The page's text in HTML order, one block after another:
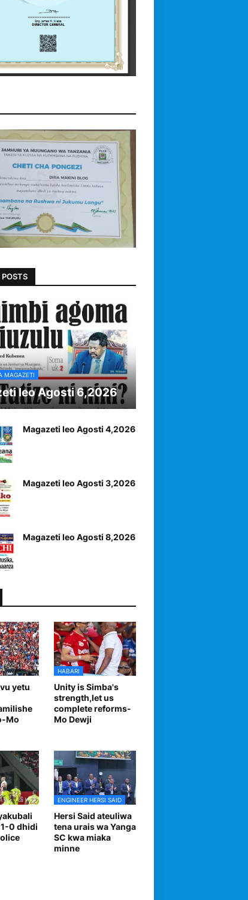
POSTS
MAGAZETI
leo Agosti 6,2026
Magazeti leo Agosti 4,2026
Magazeti leo Agosti 3,2026
Magazeti leo Agosti 8,2026
yetu
Mo
HABARI
Unity is Simba's
strength,let us
complete reforms-
Mo Dewji
0 dhidi
ENGINEER HERSI SAID
Hersi Said ateuliwa
tena urais wa Yanga
SC kwa miaka
minne